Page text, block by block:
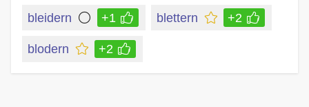
bleidern +1 blettern +2
blodern +2